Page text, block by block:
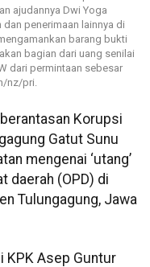
ajudannya Dwi Yoga
penerimaan lainnya di
barang bukti
bagian dari uang senilai
dari permintaan sebesar
nz/pri.
Korupsi
Gatut Sunu
mengenai ‘utang’
daerah (OPD) di
Tulungagung, Jawa
KPK Asep Guntur